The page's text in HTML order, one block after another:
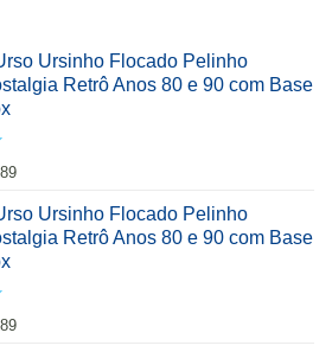
Ursinho Flocado Pelinho
Retrô Anos 80 e 90 com Base
Ursinho Flocado Pelinho
Retrô Anos 80 e 90 com Base